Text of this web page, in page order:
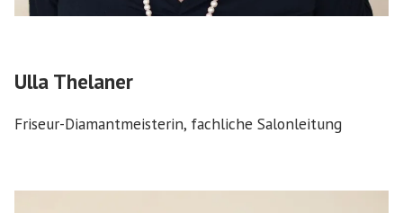
Ulla Thelaner
Friseur-Diamantmeisterin, fachliche Salonleitung